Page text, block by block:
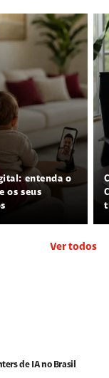
entenda o
os seus
Ver todos
de IA no Brasil